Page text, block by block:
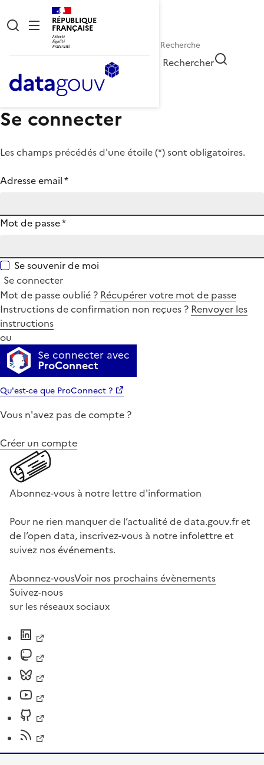
RÉPUBLIQUE
FRANÇAISE
Rechercher
Se connecter
Les champs précédés d'une étoile (*) sont obligatoires.
Adresse email*
Mot de passe*
Se souvenir de moi
Se connecter
Mot de passe oublié ? Récupérer votre mot de passe
Instructions de confirmation non reçues ? Renvoyer les
instructions
ou
Se connecter avec
ProConnect
Qu'est-ce que ProConnect ?
Vous n'avez pas de compte ?
Créer un compte
Abonnez-vous à notre lettre d'information
Pour ne rien manquer de l’actualité de data.gouv.fr et
de l’open data, inscrivez-vous à notre infolettre et
suivez nos événements.
Abonnez-vousVoir nos prochains évènements
Suivez-nous
sur les réseaux sociaux